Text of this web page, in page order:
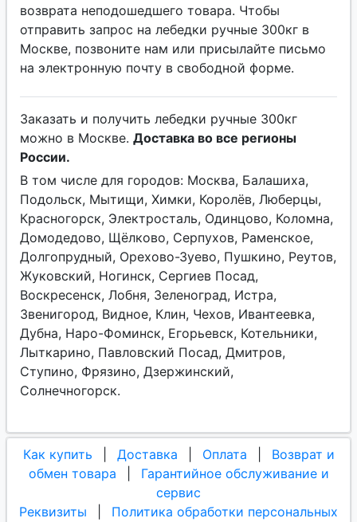
возврата неподошедшего товара. Чтобы
отправить запрос на лебедки ручные 300кг в
Москве, позвоните нам или присылайте письмо
на электронную почту в свободной форме.
Заказать и получить лебедки ручные 300кг
можно в Москве. Доставка во все регионы
России.
В том числе для городов: Москва, Балашиха,
Подольск, Мытищи, Химки, Королёв, Люберцы,
Красногорск, Электросталь, Одинцово, Коломна,
Домодедово, Щёлково, Серпухов, Раменское,
Долгопрудный, Орехово-Зуево, Пушкино, Реутов,
Жуковский, Ногинск, Сергиев Посад,
Воскресенск, Лобня, Зеленоград, Истра,
Звенигород, Видное, Клин, Чехов, Ивантеевка,
Дубна, Наро-Фоминск, Егорьевск, Котельники,
Лыткарино, Павловский Посад, Дмитров,
Ступино, Фрязино, Дзержинский,
Солнечногорск.
Как купить Доставка Оплата
Возврат и
обмен товара
Гарантийное обслуживание и
сервис
Реквизиты
Политика обработки персональных